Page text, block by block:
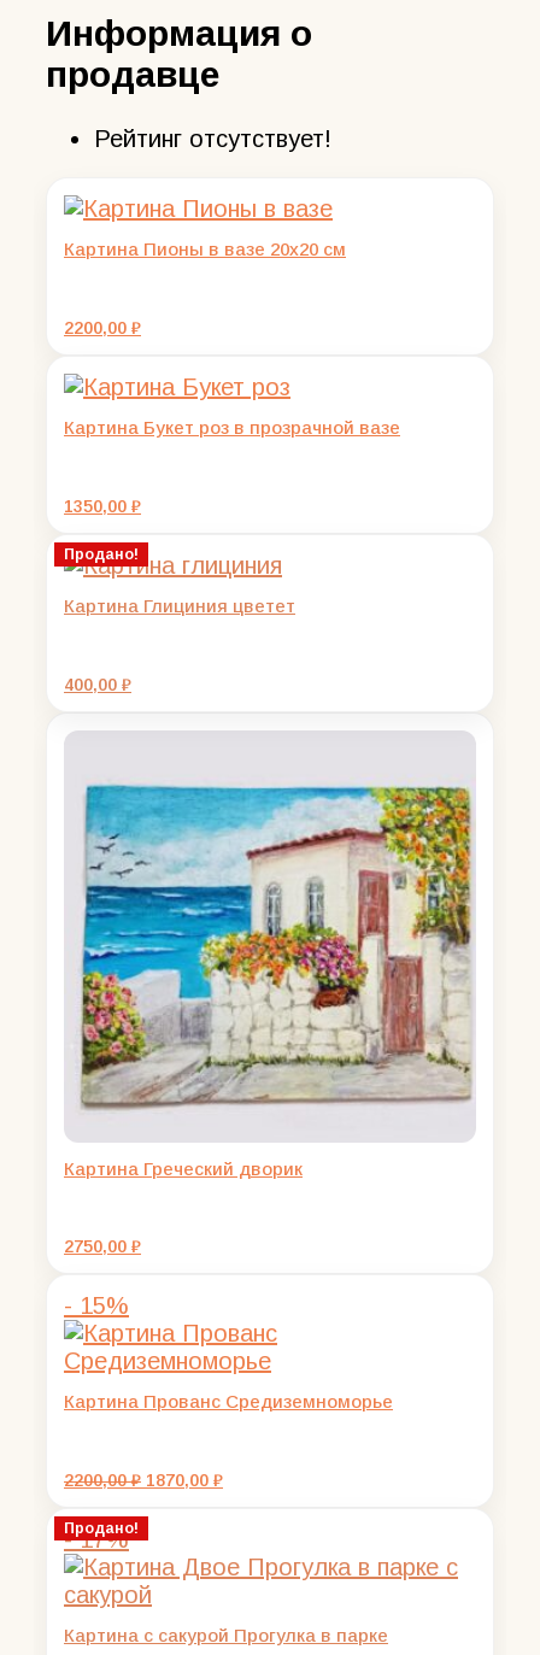
Информация о
продавце
Рейтинг отсутствует!
Картина Пионы в вазе 20х20 см
2200,00 ₽
Картина Букет роз в прозрачной вазе
1350,00 ₽
Продано!
Картина Глициния цветет
400,00 ₽
Картина Греческий дворик
2750,00 ₽
- 15%
Картина Прованс Средиземноморье
2200,00₽ Первоначальная
составляла
2200,00 ₽.
1870,00 ₽Текущая
Продано!
- 17%
Картина с сакурой Прогулка в парке